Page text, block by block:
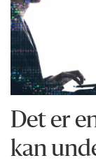
Det er
kan